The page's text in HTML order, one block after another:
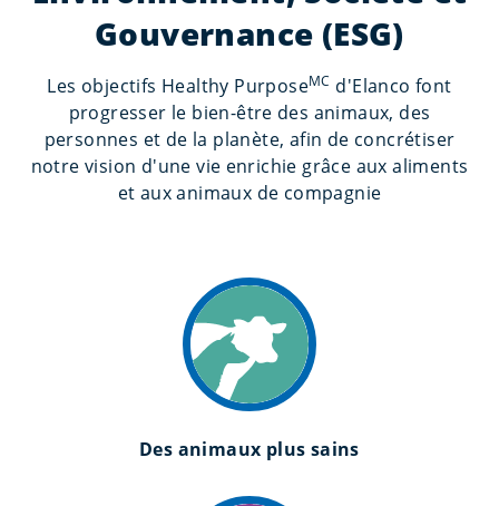
Gouvernance (ESG)
Les objectifs Healthy PurposeMC d'Elanco font
progresser le bien-être des animaux, des
personnes et de la planète, afin de concrétiser
notre vision d'une vie enrichie grâce aux aliments
et aux animaux de compagnie
Des animaux plus sains